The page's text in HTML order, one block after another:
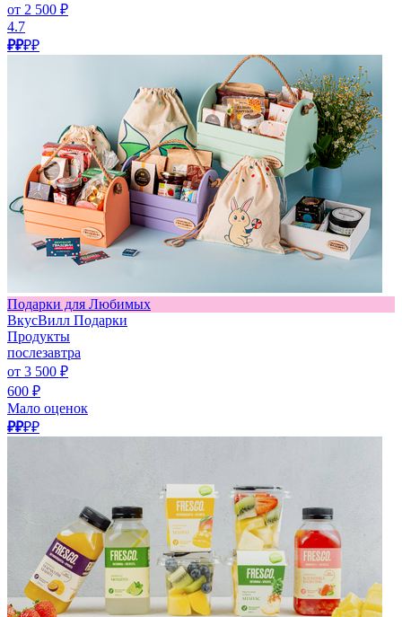
от 2 500 ₽
4.7
₽₽₽₽
Подарки для Любимых
ВкусВилл Подарки
Продукты
послезавтра
от 3 500 ₽
600 ₽
Мало оценок
₽₽₽₽